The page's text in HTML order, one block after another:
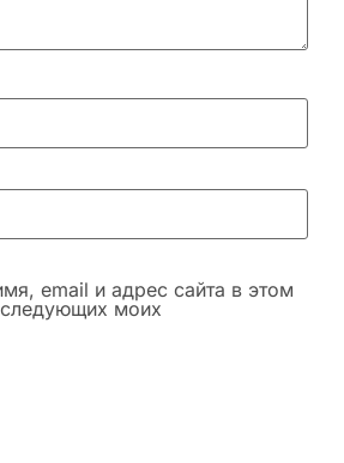
email и адрес сайта в этом
моих